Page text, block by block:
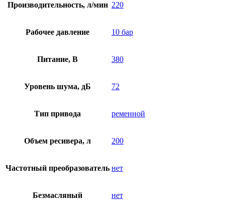
Производительность, л/мин 220
Рабочее давление 10 бар
Питание, В 380
Уровень шума, дБ 72
Тип привода ременной
Объем ресивера, л 200
Частотный преобразователь нет
Безмасляный нет